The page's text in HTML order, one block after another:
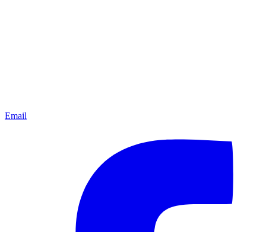
Email